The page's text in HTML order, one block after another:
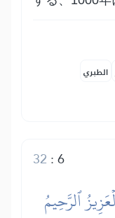
الطبري
6
:
32
ٱلرَّحِيمُ